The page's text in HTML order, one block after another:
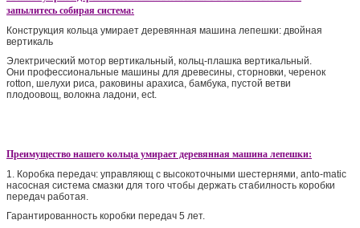
запылитесь собирая система:
Конструкция кольца умирает деревянная машина лепешки: двойная
вертикаль
Электрический мотор вертикальный, кольц-плашка вертикальный.
Они профессиональные машины для древесины, сторновки, черенок
rotton, шелухи риса, раковины арахиса, бамбука, пустой ветви
плодоовощ, волокна ладони, ect.
Преимущество нашего кольца умирает деревянная машина лепешки:
1. Коробка передач: управляющ с высокоточными шестернями, anto-matic
насосная система смазки для того чтобы держать стабилность коробки
передач работая.
Гарантированность коробки передач 5 лет.